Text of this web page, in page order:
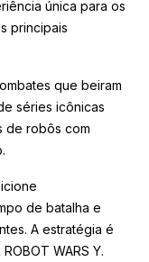
única para os
principais
que beiram
séries icônicas
de robôs com
de batalha e
A estratégia é
WARS Y.